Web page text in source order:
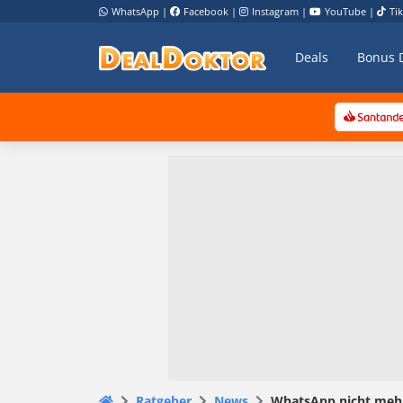
WhatsApp | Facebook | Instagram | YouTube |
Deals Bonus